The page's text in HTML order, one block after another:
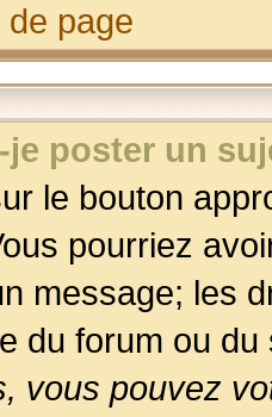
page
poster un
le bouton
pourriez
message; les
du forum ou
vous pouvez